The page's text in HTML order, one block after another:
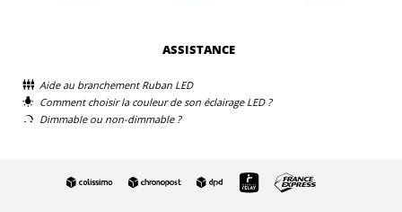
ASSISTANCE
Aide au branchement Ruban LED
Comment choisir la couleur de son éclairage LED ?
Dimmable ou non-dimmable ?